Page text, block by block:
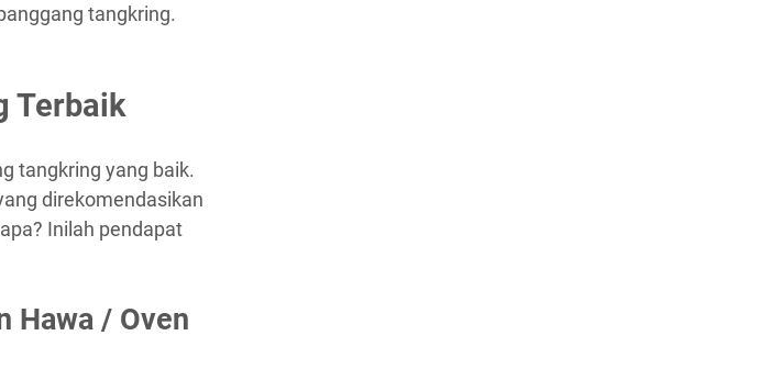
tangkring.
Terbaik
tangkring yang baik.
direkomendasikan
Inilah pendapat
Hawa / Oven